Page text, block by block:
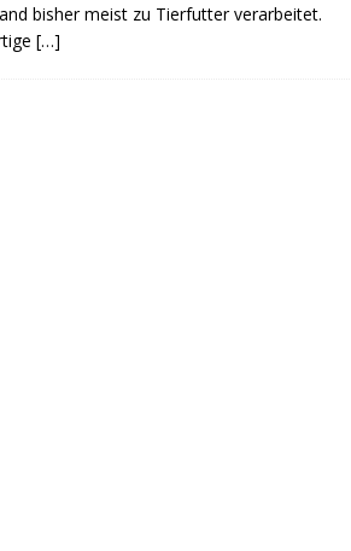
bisher meist zu Tierfutter verarbeitet.
[…]